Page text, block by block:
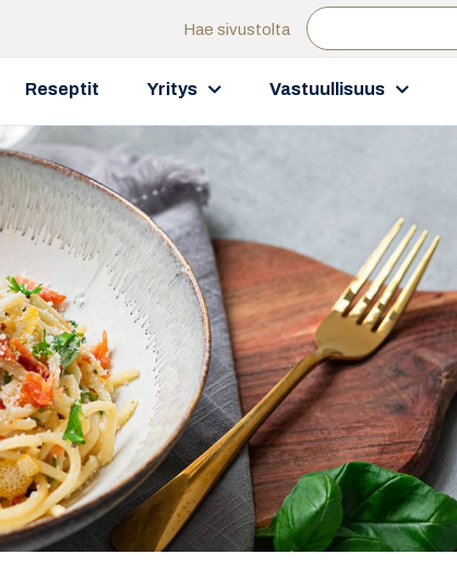
Hae sivustolta
Reseptit Yritys Vastuullisuus